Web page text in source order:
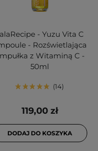
- Yuzu Vita C
- Rozświetlająca
z Witaminą C -
50ml
14
119,00 zł
DODAJ DO KOSZYKA